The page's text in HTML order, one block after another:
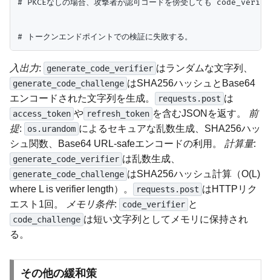
# PKCEなしの場合、攻撃者が認可コードを傍受しても
入出力: generate_code_verifier はランダムな文字列、
generate_code_challenge はSHA256ハッシュとBase64
エンコードされた文字列を生成。
requests.post は
access_token や refresh_token を含むJSONを返す。
前
提: os.urandom によるセキュアな乱数生成、SHA256ハッ
シュ関数、Base64 URL-safeエンコードの利用。 計算量:
generate_code_verifier は乱数生成、
generate_code_challenge はSHA256ハッシュ計算（O(L)
where L is verifier length）。
requests.post はHTTPリク
エスト1回。
メモリ条件: code_verifier と
code_challenge は短い文字列としてメモリに保持され
る。
その他の緩和策